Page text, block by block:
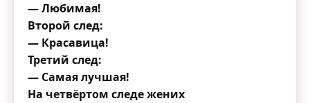
— Любимая!
Второй след:
— Красавица!
Третий след:
— Самая лучшая!
На четвёртом следе жених